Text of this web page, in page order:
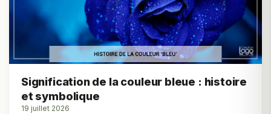
Signification de la couleur bleue : histoire
et symbolique
19 juillet 2026